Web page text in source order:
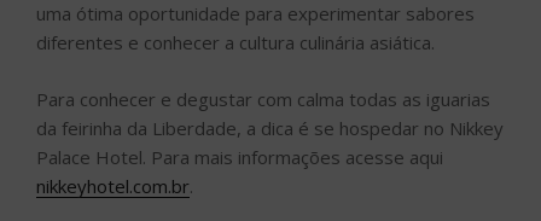
uma ótima oportunidade para experimentar sabores
diferentes e conhecer a cultura culinária asiática.
Para conhecer e degustar com calma todas as iguarias
da feirinha da Liberdade, a dica é se hospedar no Nikkey
Palace Hotel. Para mais informações acesse aqui
nikkeyhotel.com.br.